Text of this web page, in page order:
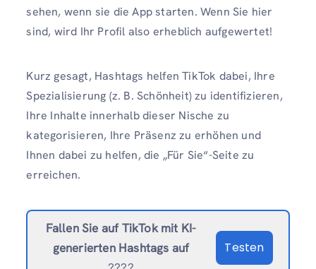
sehen, wenn sie die App starten. Wenn Sie hier
sind, wird Ihr Profil also erheblich aufgewertet!
Kurz gesagt, Hashtags helfen TikTok dabei, Ihre
Spezialisierung (z. B. Schönheit) zu identifizieren,
Ihre Inhalte innerhalb dieser Nische zu
kategorisieren, Ihre Präsenz zu erhöhen und
Ihnen dabei zu helfen, die „Für Sie“-Seite zu
erreichen.
Fallen Sie auf TikTok mit KI-
generierten Hashtags auf
Testen